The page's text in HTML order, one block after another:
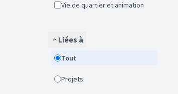
Vie de quartier et animation
Liées à
Tout
Projets